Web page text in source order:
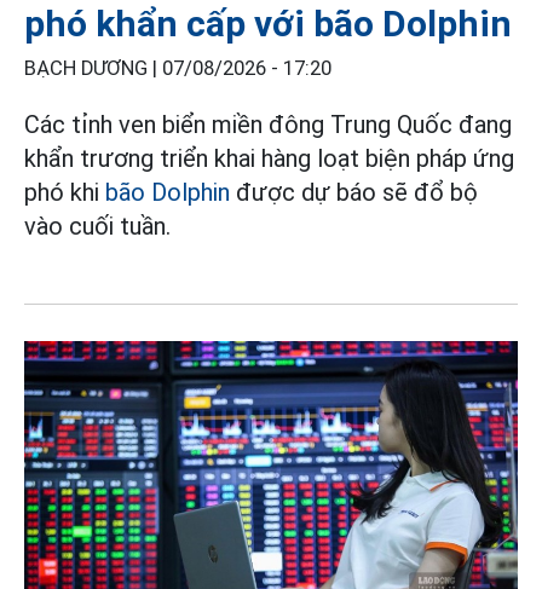
phó khẩn cấp với bão Dolphin
BẠCH DƯƠNG | 07/08/2026 - 17:20
Các tỉnh ven biển miền đông Trung Quốc đang
khẩn trương triển khai hàng loạt biện pháp ứng
phó khi bão Dolphin được dự báo sẽ đổ bộ
vào cuối tuần.